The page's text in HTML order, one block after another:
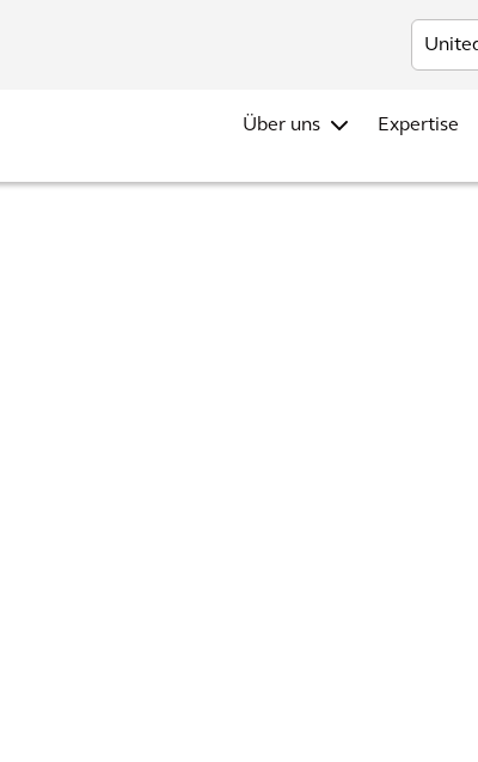
Über uns Expertise